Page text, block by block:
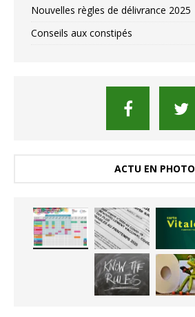
Nouvelles règles de délivrance 2025
Conseils aux constipés
ACTU EN PHOTO